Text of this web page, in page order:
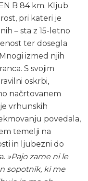
B 84 km. Kljub
pri kateri je
– sta z 15-letno
ter dosegla
izmed njih
S svojim
oskrbi,
načrtovanem
vrhunskih
povedala,
temelji na
in ljubezni do
»Pajo zame ni le
sopotnik, ki me